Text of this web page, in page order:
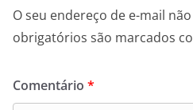
O seu endereço de e-mail
obrigatórios são marcados
Comentário *